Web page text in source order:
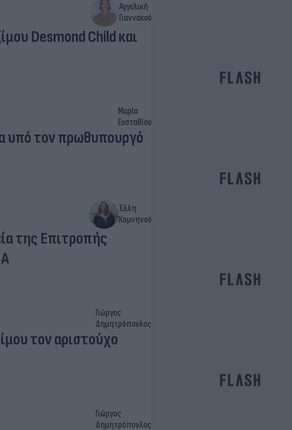
Αγγελική
Γιαννακού
Desmond Child και
Μαρία
Ευσταθίου
υπό τον πρωθυπουργό
Έλλη
Κομνηνού
της Επιτροπής
Γιώργος
Δημητρόπουλος
τον αριστούχο
Γιώργος
Δημητρόπουλος